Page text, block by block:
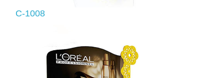
C-1008